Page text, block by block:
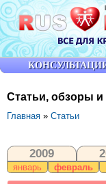
Статьи, обзоры
Главная » Статьи
2009
январь февраль